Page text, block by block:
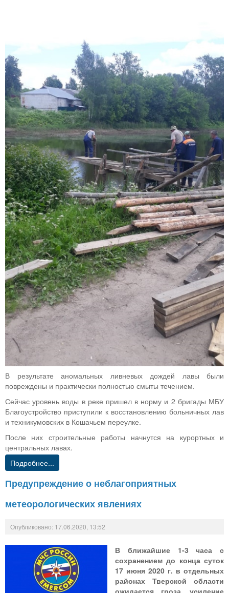
В результате аномальных ливневых дождей лавы были
повреждены и практически полностью смыты течением.
Сейчас уровень воды в реке пришел в норму и 2 бригады МБУ
Благоустройство приступили к восстановлению больничных лав
и техникумовских в Кошачьем переулке.
После них строительные работы начнутся на курортных и
центральных лавах.
Подробнее...
Предупреждение о неблагоприятных
метеорологических явлениях
Опубликовано: 17.06.2020, 13:52
В ближайшие 1-3 часа с
сохранением до конца суток
17 июня 2020 г. в отдельных
районах Тверской области